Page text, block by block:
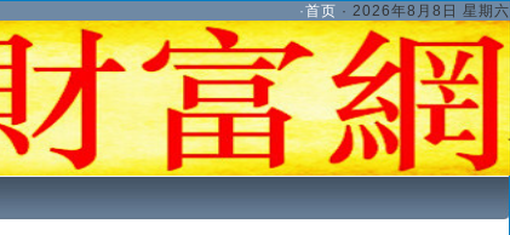
·首页 · 2026年8月8日 星期六